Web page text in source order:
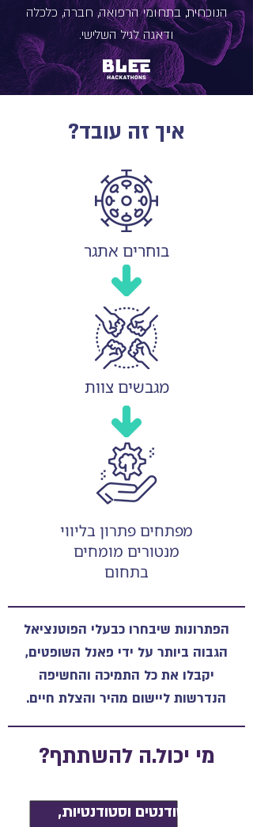
הנוכחית, בתחומי הרפואה, חברה, כלכלה
ודאגה לגיל השלישי.
איך זה עובד?
בוחרים אתגר
מגבשים צוות
מפתחים פתרון בליווי
מנטורים מומחים
בתחום
הפתרונות שיבחרו כבעלי הפוטנציאל
הגבוה ביותר על ידי פאנל השופטים,
יקבלו את כל התמיכה והחשיפה
הנדרשות ליישום מהיר והצלת חיים.
מי יכול.ה להשתתף?
סטודנטים וסטודנטיות,